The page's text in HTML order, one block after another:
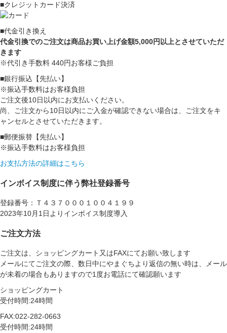
■クレジットカード決済
■代金引き換え
代金引換でのご注文は商品お買い上げ金額5,000円以上とさせていただ
きます
※代引き手数料 440円お客様ご負担
■銀行振込【先払い】
※振込手数料はお客様負担
ご注文後10日以内にお支払いください。
尚、ご注文から10日以内にご入金が確認できない場合は、ご注文をキ
ャンセルとさせていただきます。
■郵便振替【先払い】
※振込手数料はお客様負担
お支払方法の詳細はこちら
インボイス制度に伴う弊社登録番号
登録番号：Ｔ４３７０００１００４１９９
2023年10月1日よりインボイス制度導入
ご注文方法
ご注文は、ショッピングカート又はFAXにてお願い致します
メールにてご注文の際、数日中にやまぐちより返信の無い時は、メール
が未着の場合もありますので1度お電話にて確認願います
ショッピングカート
受付時間:24時間
FAX:022-282-0663
受付時間:24時間